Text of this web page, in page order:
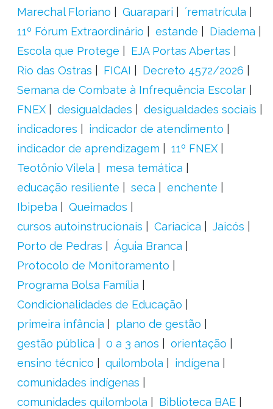
Marechal Floriano
Guarapari
´rematrícula
11º Fórum Extraordinário
estande
Diadema
Escola que Protege
EJA Portas Abertas
Rio das Ostras
FICAI
Decreto 4572/2026
Semana de Combate à Infrequência Escolar
FNEX
desigualdades
desigualdades sociais
indicadores
indicador de atendimento
indicador de aprendizagem
11º FNEX
Teotônio Vilela
mesa temática
educação resiliente
seca
enchente
Ibipeba
Queimados
cursos autoinstrucionais
Cariacica
Jaicós
Porto de Pedras
Águia Branca
Protocolo de Monitoramento
Programa Bolsa Família
Condicionalidades de Educação
primeira infância
plano de gestão
gestão pública
0 a 3 anos
orientação
ensino técnico
quilombola
indígena
comunidades indígenas
comunidades quilombola
Biblioteca BAE